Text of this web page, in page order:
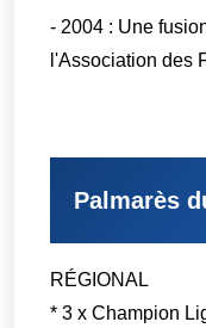
- 2004 : Une
l'Association des
Palmarès
RÉGIONAL
* 3 x Champion